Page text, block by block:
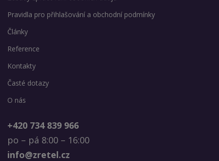
Pravidla pro přihlašování a obchodní podmínky
Články
Reference
Kontakty
Časté dotazy
O nás
+420 734 839 966
po – pá 8:00 – 16:00
info@zretel.cz